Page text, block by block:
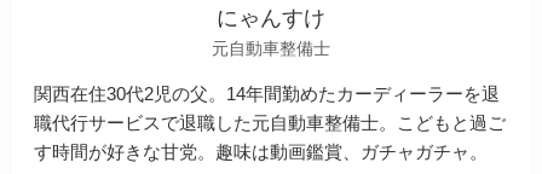
にゃんすけ
元自動車整備士
関西在住30代2児の父。14年間勤めたカーディーラーを退
職代行サービスで退職した元自動車整備士。こどもと過ご
す時間が好きな甘党。趣味は動画鑑賞、ガチャガチャ。